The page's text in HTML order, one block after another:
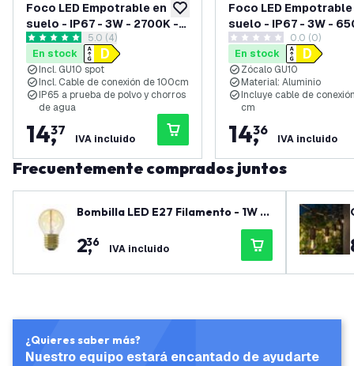
añadir a lista de deseos
Foco LED Empotrable en
suelo - IP67 - 3W - 2700K -
Redondo - Cable de 1 metro
- Acero Inox
abrir el panel de reseñas
5 estrellas de puntuación
5.0 (4)
En stock
Incl. GU10 spot
Incl. Cable de conexión de 100cm
IP65 a prueba de polvo y chorros
de agua
14,
37
IVA incluido
Foco LED
suelo - IP67 - 3W -
Redondo - Cable de 1
- Negro
0 estrellas de puntuación
0.0 (0)
En stock
Zócalo GU10
Material: Aluminio
Incluye cable de
cm
14,
36
IVA incluido
Frecuentemente comprados juntos
Bombilla LED E27 Filamento - 1W -
2,
36 IVA incluido
¿Quieres saber más?
Nuestro equipo estará encantado de ayudarte